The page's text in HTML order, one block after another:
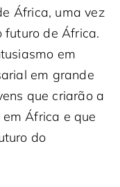
África, uma vez
futuro de África.
em
em grande
que criarão a
África e que
do